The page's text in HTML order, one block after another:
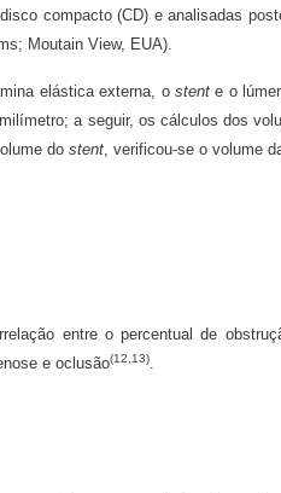
compacto (CD) e analisadas
Moutain View, EUA).
elástica externa, o stente o
a seguir, os cálculos dos
do stent , verificou-se o volume
entre o percentual de
e oclusão(12,13)